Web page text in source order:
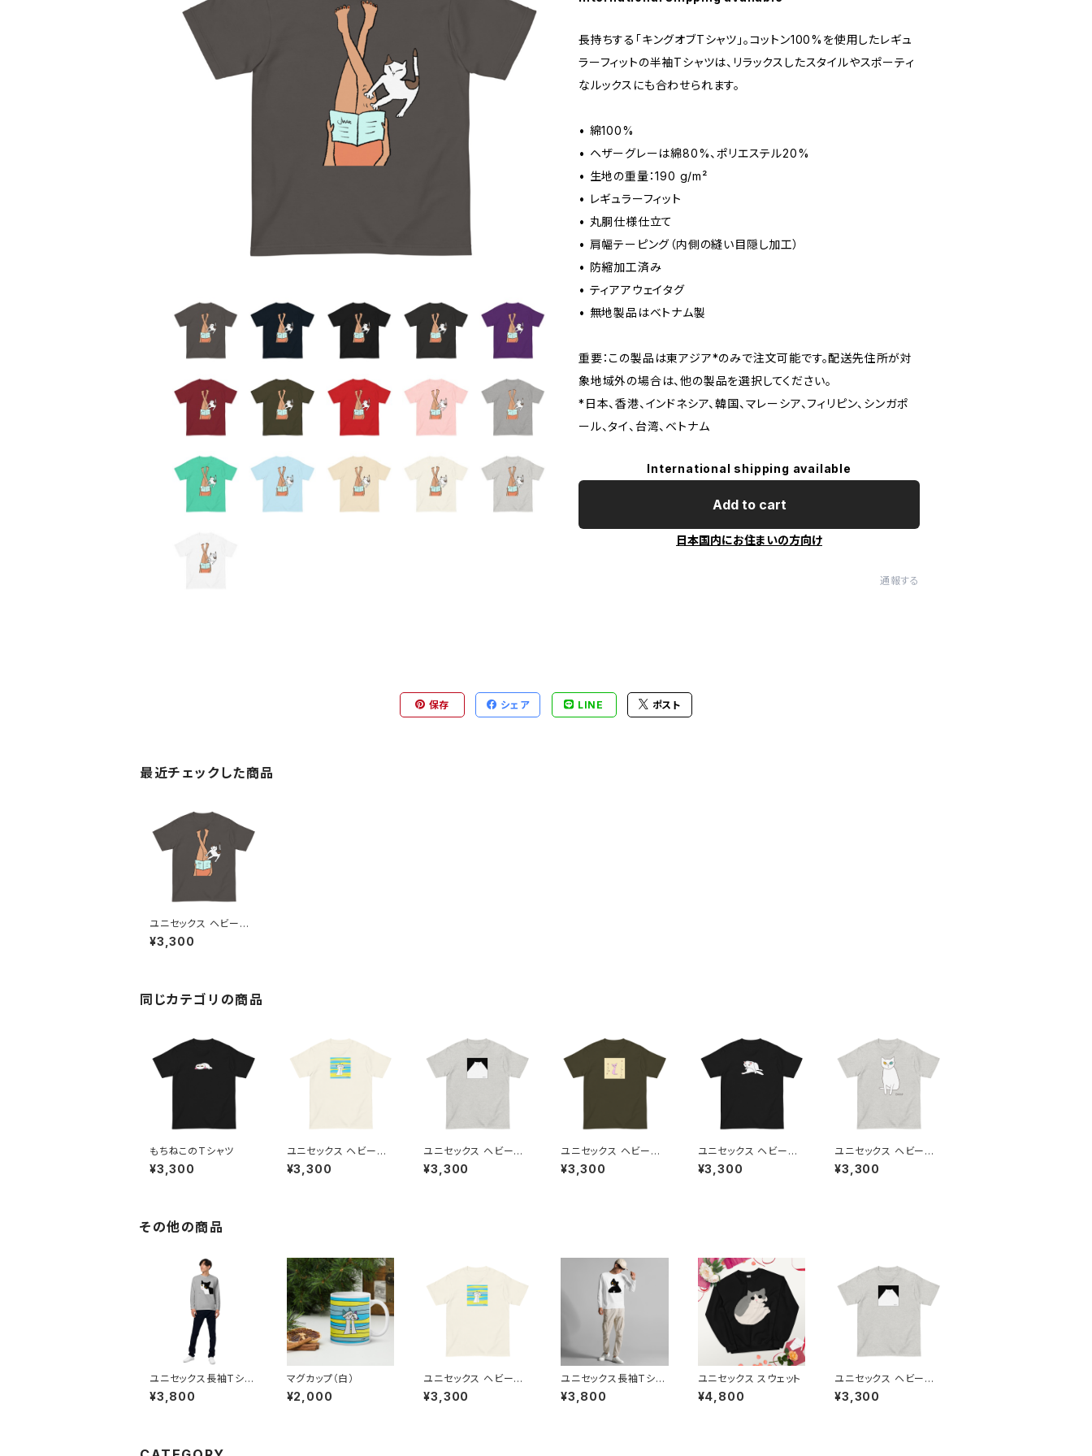
長持ちする「キングオブTシャツ」。コットン100%を使用したレギュ
ラーフィットの半袖Tシャツは、リラックスしたスタイルやスポーティ
なルックスにも合わせられます。
• 綿100%
• ヘザーグレーは綿80%、ポリエステル20%
• 生地の重量：190 g/m²
• レギュラーフィット
• 丸胴仕様仕立て
• 肩幅テーピング（内側の縫い目隠し加工）
• 防縮加工済み
• ティアアウェイタグ
• 無地製品はベトナム製
重要：この製品は東アジア*のみで注文可能です。配送先住所が対
象地域外の場合は、他の製品を選択してください。
*日本、香港、インドネシア、韓国、マレーシア、フィリピン、シンガポ
ール、タイ、台湾、ベトナム
International shipping available
Add to cart
日本国内にお住まいの方向け
通報する
保存 シェア LINE ポスト
最近チェックした商品
ユニセックス ヘビーウ
ェイト 半袖Tシャツ
¥3,300
同じカテゴリの商品
もちねこのTシャツ
¥3,300
ユニセックス ヘビーウ
ェイト 半袖Tシャツ
¥3,300
ユニセックス ヘビーウ
ェイト 半袖Tシャツ
¥3,300
ユニセックス ヘビーウ
ェイト 半袖Tシャツ
¥3,300
ユニセックス ヘビーウ
ェイト 半袖Tシャツ
¥3,300
ユニセックス ヘビーウ
ェイト 半袖Tシャツ
¥3,300
その他の商品
ユニセックス長袖Tシャ
ツ
¥3,800
マグカップ（白）
¥2,000
ユニセックス ヘビーウ
ェイト 半袖Tシャツ
¥3,300
ユニセックス長袖Tシャ
ツ
¥3,800
ユニセックス スウェット
¥4,800
ユニセックス ヘビーウ
ェイト 半袖Tシャツ
¥3,300